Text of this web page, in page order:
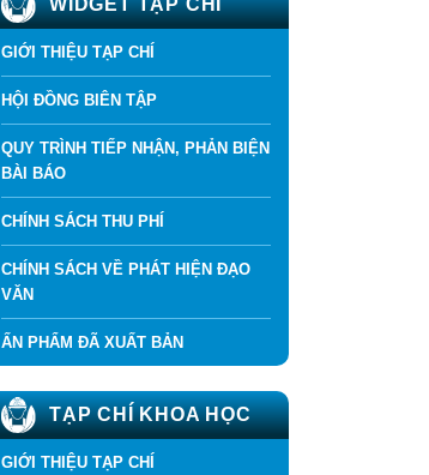
WIDGET TẠP CHÍ
GIỚI THIỆU TẠP CHÍ
HỘI ĐỒNG BIÊN TẬP
QUY TRÌNH TIẾP NHẬN, PHẢN BIỆN
BÀI BÁO
CHÍNH SÁCH THU PHÍ
CHÍNH SÁCH VỀ PHÁT HIỆN ĐẠO
VĂN
ẤN PHẨM ĐÃ XUẤT BẢN
TẠP CHÍ KHOA HỌC
GIỚI THIỆU TẠP CHÍ